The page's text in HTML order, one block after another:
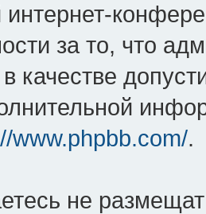
интернет-
за то, что
качестве
www.phpbb.com/.
не